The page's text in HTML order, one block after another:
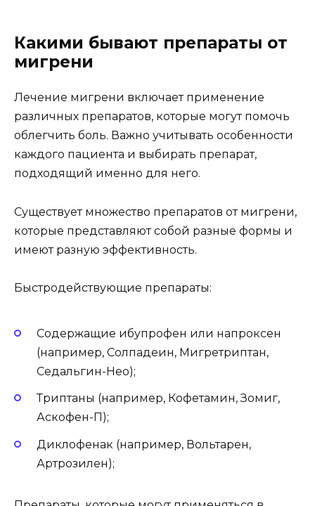
Какими бывают препараты от
мигрени
Лечение мигрени включает применение
различных препаратов, которые могут помочь
облегчить боль. Важно учитывать особенности
каждого пациента и выбирать препарат,
подходящий именно для него.
Существует множество препаратов от мигрени,
которые представляют собой разные формы и
имеют разную эффективность.
Быстродействующие препараты:
Содержащие ибупрофен или напроксен
(например, Солпадеин, Мигретриптан,
Седальгин-Нео);
Триптаны (например, Кофетамин, Зомиг,
Аскофен-П);
Диклофенак (например, Вольтарен,
Артрозилен);